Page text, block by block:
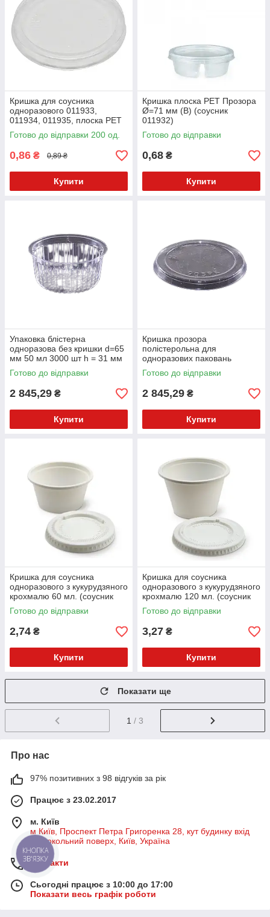
Кришка для соусника
одноразового 011933,
011934, 011935, плоска PET
Прозора Ø=71 мм
Готово до відправки 200 од.
0,86 ₴ 0,89 ₴
Купити
Кришка плоска PET Прозора
Ø=71 мм (B) (соусник
011932)
Готово до відправки
0,68 ₴
Купити
Упаковка блістерна
одноразова без кришки d=65
мм 50 мл 3000 шт h = 31 мм
(кришка 52562) SL-906
Готово до відправки
2 845,29 ₴
Купити
Кришка прозора
полістерольна для
одноразових паковань
61х31мм 3000 шт (для тари:
52548, 52551) SL-905 РК
Готово до відправки
2 845,29 ₴
Купити
Кришка для соусника
одноразового з кукурудзяного
крохмалю 60 мл. (соусник
030821) біла 50 шт.
Готово до відправки
2,74 ₴
Купити
Кришка для соусника
одноразового з кукурудзяного
крохмалю 120 мл. (соусник
030823) біла 50 шт.
Готово до відправки
3,27 ₴
Купити
Показати ще
1 / 3
Про нас
97% позитивних з 98 відгуків за рік
Працює з 23.02.2017
м. Київ
м Київ, Проспект Петра Григоренка 28, кут будинку вхід
на цокольний поверх, Київ, Україна
Контакти
Сьогодні працює з 10:00 до 17:00
Показати весь графік роботи
КНОПКА
ЗВ'ЯЗКУ